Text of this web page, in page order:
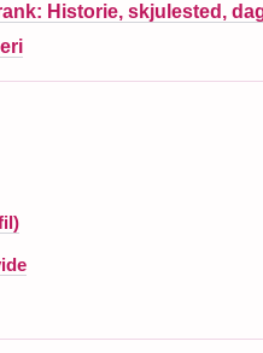
Historie, skjulested,